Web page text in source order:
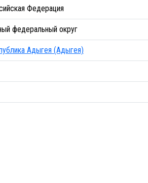
Федерация
федеральный округ
Адыгея (Адыгея)